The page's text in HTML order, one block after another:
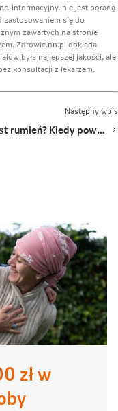
informacyjny, nie jest poradą
zastosowaniem się do
zawartych na stronie
Zdrowie.nn.pl dokłada
była najlepszej jakości, ale
konsultacji z lekarzem.
Następny wpis
Co to jest rumień? Kiedy powstaje, jak się objawia i jak go leczyć?
zł w